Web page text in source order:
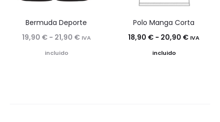
Bermuda Deporte
19,90 € - 21,90 €Rango
IVA
incluido
Polo Manga Corta
18,90 € - 20,90 €Rango
IVA
incluido